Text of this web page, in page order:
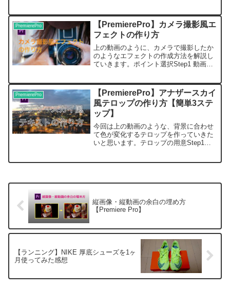
イトルを開くStep1.「ファイル」→「新
規」→「レガシー...
PremierePro
【PremierePro】カメラ撮影風エ
フェクトの作り方
上の動画のように、カメラで撮影したか
のようなエフェクトの作成方法を解説し
ていきます。ポイント選択Step1 動画内
Step2動画クリップを右クリックし、
「フレーム保持を追加...
PremierePro
【PremierePro】アナザースカイ
風テロップの作り方【簡単3ステ
ップ】
今回は上の動画のような、背景に合わせ
て色が変化するテロップを作っていきた
いと思います。テロップの用意Step1レ
縦画像・縦動画の余白の埋め方
【Premiere Pro】
【ランニング】NIKE 厚底シューズを1ヶ
月使ってみた感想